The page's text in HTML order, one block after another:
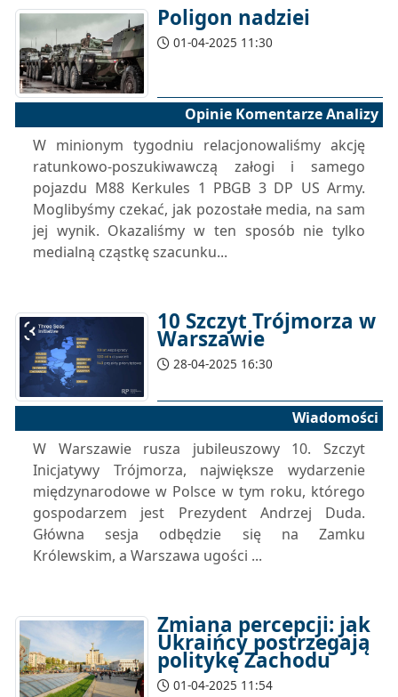
Poligon nadziei
01-04-2025 11:30
Opinie Komentarze Analizy
W minionym tygodniu relacjonowaliśmy akcję
ratunkowo-poszukiwawczą załogi i samego
pojazdu M88 Kerkules 1 PBGB 3 DP US Army.
Moglibyśmy czekać, jak pozostałe media, na sam
jej wynik. Okazaliśmy w ten sposób nie tylko
medialną cząstkę szacunku...
10 Szczyt Trójmorza w
Warszawie
28-04-2025 16:30
Wiadomości
W Warszawie rusza jubileuszowy 10. Szczyt
Inicjatywy Trójmorza, największe wydarzenie
międzynarodowe w Polsce w tym roku, którego
gospodarzem jest Prezydent Andrzej Duda.
Główna sesja odbędzie się na Zamku
Królewskim, a Warszawa ugości ...
Zmiana percepcji: jak
Ukraińcy postrzegają
politykę Zachodu
01-04-2025 11:54